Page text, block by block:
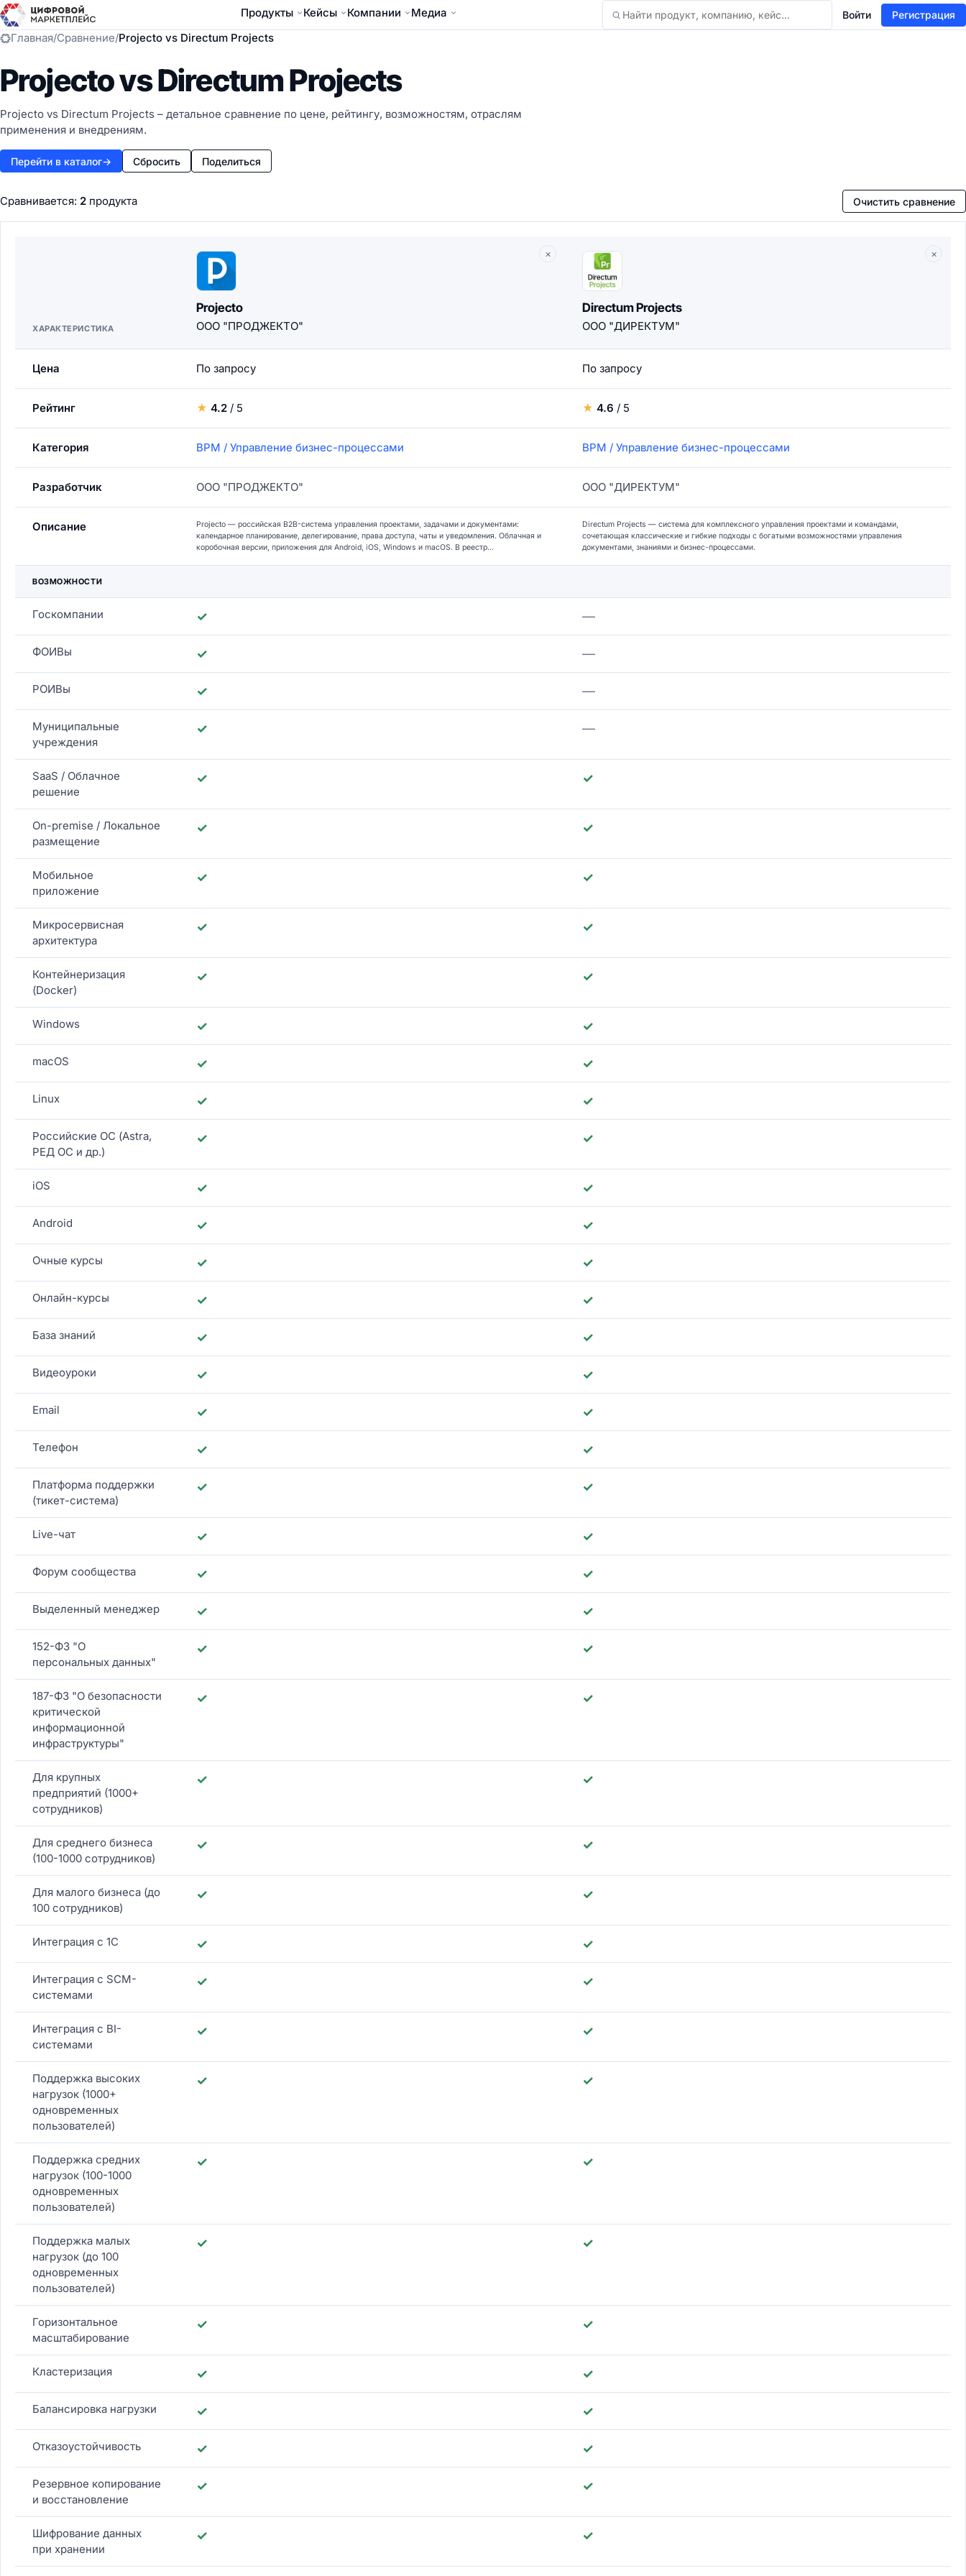
Продукты Кейсы Компании Медиа
Найти Войти Регистрация
Главная/Сравнение/Projecto vs Directum Projects
Projecto vs Directum Projects
Projecto vs Directum Projects – детальное сравнение по цене, рейтингу, возможностям, отраслям
применения и внедрениям.
Перейти в каталог→ Сбросить Поделиться
Сравнивается: 2 продукта Очистить сравнение
ХАРАКТЕРИСТИКА
×
Projecto
ООО "ПРОДЖЕКТО"
×
Directum Projects
ООО "ДИРЕКТУМ"
Цена По запросу По запросу
Рейтинг ★ 4.2 / 5 ★ 4.6 / 5
Категория BPM / Управление бизнес-процессами BPM / Управление бизнес-процессами
Разработчик ООО "ПРОДЖЕКТО" ООО "ДИРЕКТУМ"
Описание
Projecto — российская B2B-система управления проектами, задачами и документами:
календарное планирование, делегирование, права доступа, чаты и уведомления. Облачная и
коробочная версии, приложения для Android, iOS, Windows и macOS. В реестр...
Directum Projects — система для комплексного управления проектами и командами,
сочетающая классические и гибкие подходы с богатыми возможностями управления
документами, знаниями и бизнес-процессами.
ВОЗМОЖНОСТИ
Госкомпании ✓ —
ФОИВы ✓ —
РОИВы ✓ —
Муниципальные
учреждения
✓ —
SaaS / Облачное
решение
✓ ✓
On-premise / Локальное
размещение
✓ ✓
Мобильное
приложение
✓ ✓
Микросервисная
архитектура
✓ ✓
Контейнеризация
(Docker)
✓ ✓
Windows ✓ ✓
macOS ✓ ✓
Linux ✓ ✓
Российские ОС (Astra,
РЕД ОС и др.)
✓ ✓
iOS ✓ ✓
Android ✓ ✓
Очные курсы ✓ ✓
Онлайн-курсы ✓ ✓
База знаний ✓ ✓
Видеоуроки ✓ ✓
Email ✓ ✓
Телефон ✓ ✓
Платформа поддержки
(тикет-система)
✓ ✓
Live-чат ✓ ✓
Форум сообщества ✓ ✓
Выделенный менеджер ✓ ✓
152-ФЗ "О
персональных данных"
✓ ✓
187-ФЗ "О безопасности
критической
информационной
инфраструктуры"
✓ ✓
Для крупных
предприятий (1000+
сотрудников)
✓ ✓
Для среднего бизнеса
(100-1000 сотрудников)
✓ ✓
Для малого бизнеса (до
100 сотрудников)
✓ ✓
Интеграция с 1С ✓ ✓
Интеграция с SCM-
системами
✓ ✓
Интеграция с BI-
системами
✓ ✓
Поддержка высоких
нагрузок (1000+
одновременных
пользователей)
✓ ✓
Поддержка средних
нагрузок (100-1000
одновременных
пользователей)
✓ ✓
Поддержка малых
нагрузок (до 100
одновременных
пользователей)
✓ ✓
Горизонтальное
масштабирование
✓ ✓
Кластеризация ✓ ✓
Балансировка нагрузки ✓ ✓
Отказоустойчивость ✓ ✓
Резервное копирование
и восстановление
✓ ✓
Шифрование данных
при хранении
✓ ✓